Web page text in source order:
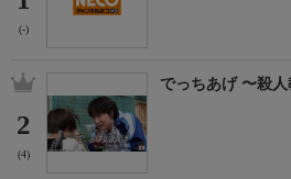
(-)
2
(4)
でっちあげ 〜殺